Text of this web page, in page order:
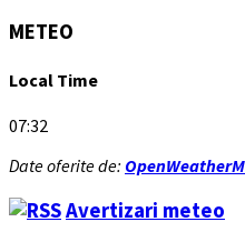
METEO
Local Time
07:32
Date oferite de:
Avertizari meteo